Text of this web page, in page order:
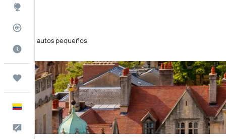
Trips
Español
Comentarios
Solo autos pequeños